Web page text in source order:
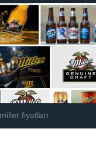
miller fiyatları